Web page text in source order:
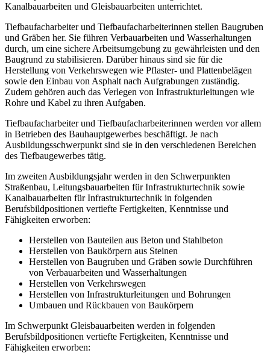
Kanalbauarbeiten und Gleisbauarbeiten unterrichtet.
Tiefbaufacharbeiter und Tiefbaufacharbeiterinnen stellen Baugruben
und Gräben her. Sie führen Verbauarbeiten und Wasserhaltungen
durch, um eine sichere Arbeitsumgebung zu gewährleisten und den
Baugrund zu stabilisieren. Darüber hinaus sind sie für die
Herstellung von Verkehrswegen wie Pflaster- und Plattenbelägen
sowie den Einbau von Asphalt nach Aufgrabungen zuständig.
Zudem gehören auch das Verlegen von Infrastrukturleitungen wie
Rohre und Kabel zu ihren Aufgaben.
Tiefbaufacharbeiter und Tiefbaufacharbeiterinnen werden vor allem
in Betrieben des Bauhauptgewerbes beschäftigt. Je nach
Ausbildungsschwerpunkt sind sie in den verschiedenen Bereichen
des Tiefbaugewerbes tätig.
Im zweiten Ausbildungsjahr werden in den Schwerpunkten
Straßenbau, Leitungsbauarbeiten für Infrastrukturtechnik sowie
Kanalbauarbeiten für Infrastrukturtechnik in folgenden
Berufsbildpositionen vertiefte Fertigkeiten, Kenntnisse und
Fähigkeiten erworben:
Herstellen von Bauteilen aus Beton und Stahlbeton
Herstellen von Baukörpern aus Steinen
Herstellen von Baugruben und Gräben sowie Durchführen
von Verbauarbeiten und Wasserhaltungen
Herstellen von Verkehrswegen
Herstellen von Infrastrukturleitungen und Bohrungen
Umbauen und Rückbauen von Baukörpern
Im Schwerpunkt Gleisbauarbeiten werden in folgenden
Berufsbildpositionen vertiefte Fertigkeiten, Kenntnisse und
Fähigkeiten erworben: